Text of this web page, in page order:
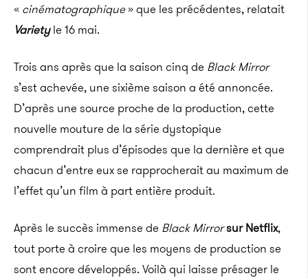
« cinématographique» que les précédentes, relatait
Varietyle 16 mai.
Trois ans après que la saison cinq de Black Mirror
s’est achevée, une sixième saison a été annoncée.
D’après une source proche de la production, cette
nouvelle mouture de la série dystopique
comprendrait plus d’épisodes que la dernière et que
chacun d’entre eux se rapprocherait au maximum de
l’effet qu’un film à part entière produit.
Après le succès immense de Black Mirrorsur Netflix,
tout porte à croire que les moyens de production se
sont encore développés. Voilà qui laisse présager le